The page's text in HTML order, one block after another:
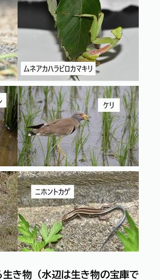
生き物（水辺は生き物の宝庫で